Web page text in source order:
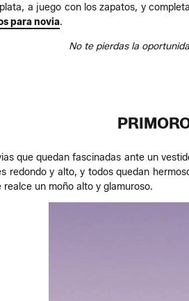
a juego con los zapatos, y
para novia.
No te pierdas la
que quedan fascinadas ante un
redondo y alto, y todos quedan
un moño alto y glamuroso.